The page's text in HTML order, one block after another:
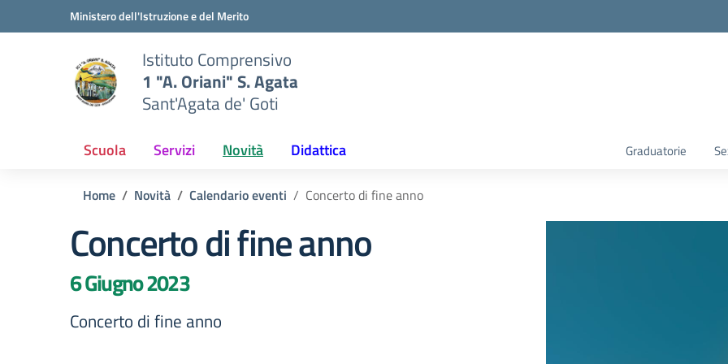
Vai ai contenuti
Vai al menu di navigazioneMinistero dell'Istruzione e del Merito
Istituto Comprensivo
1 "A. Oriani" S. Agata
Sant'Agata de' Goti
Scuola Servizi Novità Didattica Graduatorie
Home Novità Calendario eventi Concerto di fine anno
Concerto di fine anno
6 Giugno 2023
Concerto di fine anno